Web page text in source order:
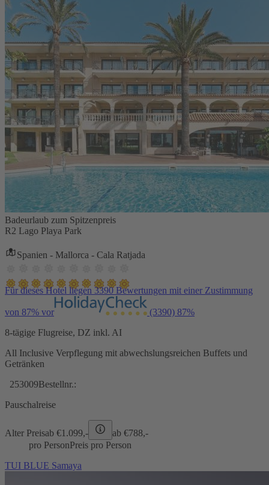
Badeurlaub zum Spitzenpreis
R2 Lago Playa Park
Spanien - Mallorca - Cala Ratjada
Für dieses Hotel liegen 3390 Bewertungen mit einer Zustimmung
von 87% vor (3390) 87%
8-tägige Flugreise, DZ inkl. AI
All Inclusive Verpflegung mit abwechslungsreichen Buffets und
Getränken
253009Bestellnr.:
Pauschalreise
Alter Preisab €1.099,- ab €788,-
pro PersonPreis pro Person
TUI BLUE Samaya